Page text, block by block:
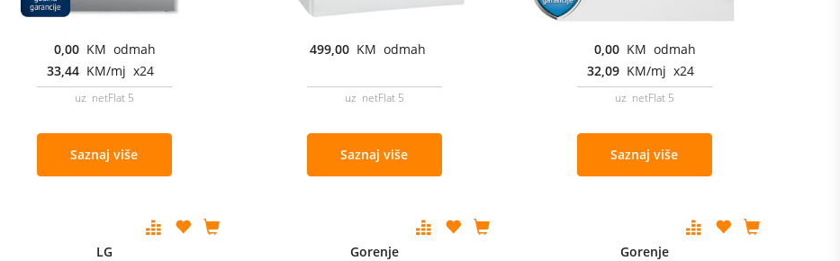
0,00 KM odmah
33,44 KM/mj x24
uz netFlat 5
Saznaj više
499,00 KM odmah
uz netFlat 5
Saznaj više
0,00 KM odmah
32,09 KM/mj x24
uz netFlat 5
Saznaj više
LG Gorenje Gorenje